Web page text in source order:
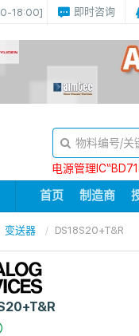
18:00] 即时咨询
电源管理
首页 制造商
变送器 DS18S20+T&R